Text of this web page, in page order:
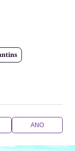
ANO